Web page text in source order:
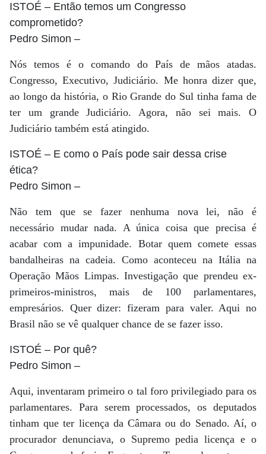
ISTOÉ – Então temos um Congresso
comprometido?
Pedro Simon –
Nós temos é o comando do País de mãos atadas.
Congresso, Executivo, Judiciário. Me honra dizer que,
ao longo da história, o Rio Grande do Sul tinha fama de
ter um grande Judiciário. Agora, não sei mais. O
Judiciário também está atingido.
ISTOÉ – E como o País pode sair dessa crise
ética?
Pedro Simon –
Não tem que se fazer nenhuma nova lei, não é
necessário mudar nada. A única coisa que precisa é
acabar com a impunidade. Botar quem comete essas
bandalheiras na cadeia. Como aconteceu na Itália na
Operação Mãos Limpas. Investigação que prendeu ex-
primeiros-ministros, mais de 100 parlamentares,
empresários. Quer dizer: fizeram para valer. Aqui no
Brasil não se vê qualquer chance de se fazer isso.
ISTOÉ – Por quê?
Pedro Simon –
Aqui, inventaram primeiro o tal foro privilegiado para os
parlamentares. Para serem processados, os deputados
tinham que ter licença da Câmara ou do Senado. Aí, o
procurador denunciava, o Supremo pedia licença e o